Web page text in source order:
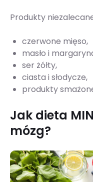
Produkty
czerwone mięso,
masło i
ser żółty,
ciasta i słodycze,
produkty
Jak dieta
mózg?